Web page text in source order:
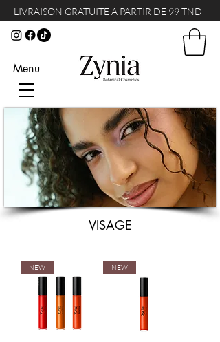
Menu
LIVRAISON GRATUITE A PARTIR DE 99 TND
VISAGE
NEW NEW